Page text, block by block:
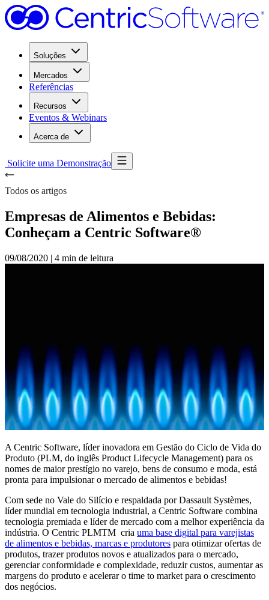
Soluções
Mercados
Referências
Recursos
Eventos & Webinars
Acerca de
Solicite uma Demonstração
Todos os artigos
Empresas de Alimentos e Bebidas:
Conheçam a Centric Software®
09/08/2020 | 4 min de leitura
A Centric Software, líder inovadora em Gestão do Ciclo de Vida do
Produto (PLM, do inglês Product Lifecycle Management) para os
nomes de maior prestígio no varejo, bens de consumo e moda, está
pronta para impulsionar o mercado de alimentos e bebidas!
Com sede no Vale do Silício e respaldada por Dassault Systèmes,
líder mundial em tecnologia industrial, a Centric Software combina
tecnologia premiada e líder de mercado com a melhor experiência da
indústria. O Centric PLMTM cria uma base digital para varejistas
de alimentos e bebidas, marcas e produtores para otimizar ofertas de
produtos, trazer produtos novos e atualizados para o mercado,
gerenciar conformidade e complexidade, reduzir custos, aumentar as
margens do produto e acelerar o time to market para o crescimento
dos negócios.